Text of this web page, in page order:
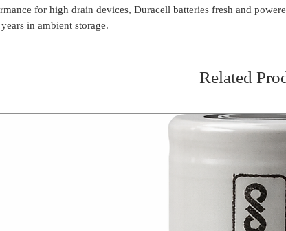
for high drain devices, Duracell batteries fresh and
in ambient storage.
Related